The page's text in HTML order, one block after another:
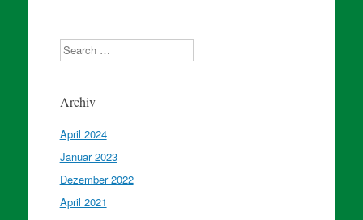
Search
Archiv
April 2024
Januar 2023
Dezember 2022
April 2021